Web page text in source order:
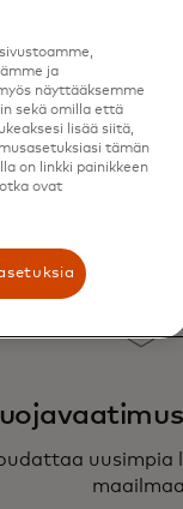
kaikkiin
järjestelmän ja
uusimpia
ja
näyttääksemme
sekä omilla että
lisää siitä,
tämän
on linkki painikkeen
ovat